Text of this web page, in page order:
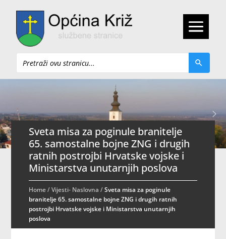
Pretraži
Sveta misa za poginule branitelje
65. samostalne bojne ZNG i drugih
ratnih postrojbi Hrvatske vojske i
Ministarstva unutarnjih poslova
Home/Vijesti- Naslovna /Sveta misa za poginule
branitelje 65. samostalne bojne ZNG i drugih ratnih
postrojbi Hrvatske vojske i Ministarstva unutarnjih
poslova